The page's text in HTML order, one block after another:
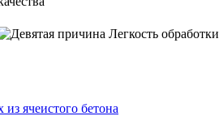
Легкость обработки
из ячеистого бетона